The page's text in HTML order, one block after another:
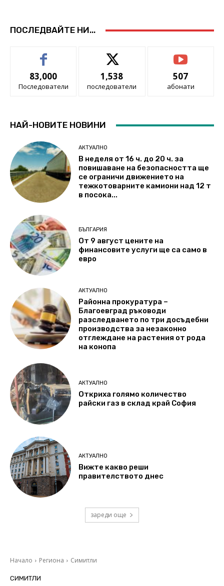
ПОСЛЕДВАЙТЕ НИ...
83,000
Последователи
1,538
последователи
507
абонати
НАЙ-НОВИТЕ НОВИНИ
АКТУАЛНО
В неделя от 16 ч. до 20 ч. за
повишаване на безопасността ще
се ограничи движението на
тежкотоварните камиони над 12 т
в посока...
БЪЛГАРИЯ
От 9 август цените на
финансовите услуги ще са само в
евро
АКТУАЛНО
Районна прокуратура –
Благоевград ръководи
разследването по три досъдебни
производства за незаконно
отглеждане на растения от рода
на конопа
АКТУАЛНО
Откриха голямо количество
райски газ в склад край София
АКТУАЛНО
Вижте какво реши
правителството днес
зареди още